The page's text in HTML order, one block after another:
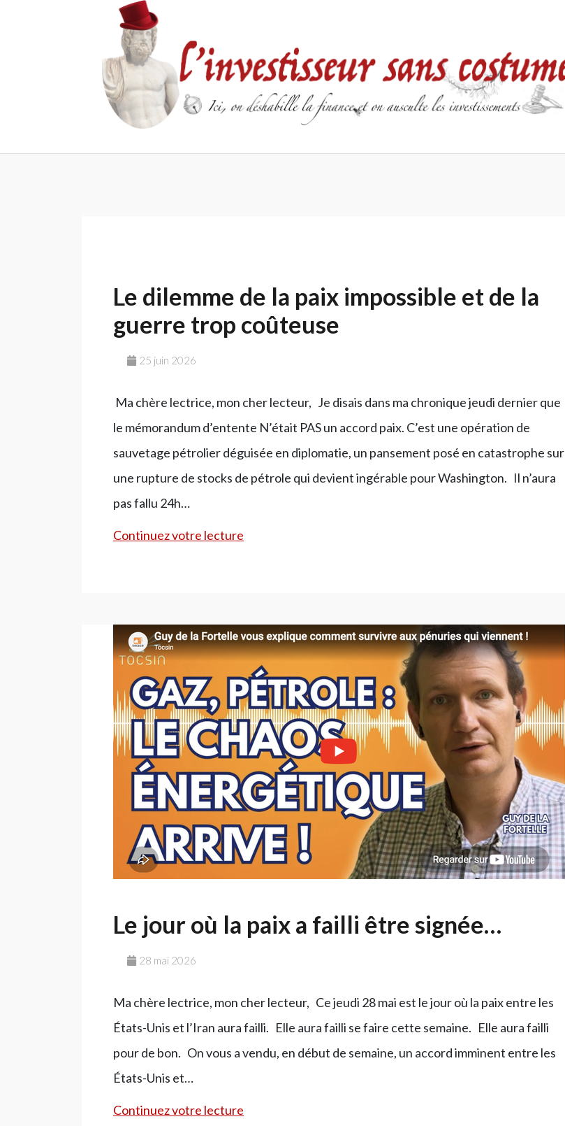
confidentialité
Le dilemme de la paix impossible et de la
guerre trop coûteuse
25 juin 2026
Ma chère lectrice, mon cher lecteur, Je disais dans ma chronique jeudi dernier que
le mémorandum d’entente N’était PAS un accord paix. C’est une opération de
sauvetage pétrolier déguisée en diplomatie, un pansement posé en catastrophe sur
une rupture de stocks de pétrole qui devient ingérable pour Washington. Il n’aura
pas fallu 24h…
Continuez votre lecture
paix
impossible
et
de
la
guerre
trop
coûteuse
Le jour où la paix a failli être signée…
28 mai 2026
Ma chère lectrice, mon cher lecteur, Ce jeudi 28 mai est le jour où la paix entre les
États-Unis et l’Iran aura failli. Elle aura failli se faire cette semaine. Elle aura failli
pour de bon. On vous a vendu, en début de semaine, un accord imminent entre les
États-Unis et…
Continuez votre lecture